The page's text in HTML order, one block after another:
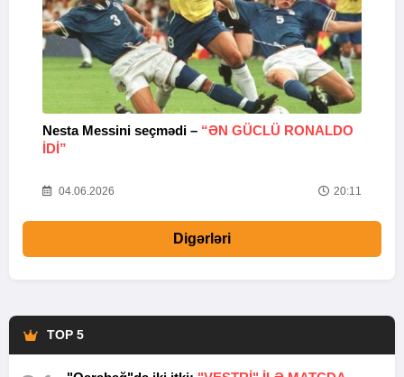
Nesta Messini seçmədi – “ƏN GÜCLÜ RONALDO
IDI”
04.06.2026 20:11
Digərləri
TOP 5